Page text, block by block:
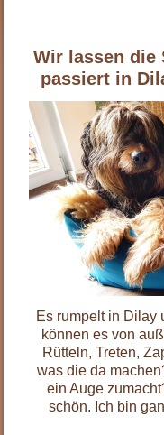
Wir lassen die
passiert in
Es rumpelt in Dilay
können es von
Rütteln, Treten,
was die da
ein Auge
schön. Ich bin